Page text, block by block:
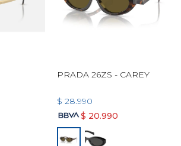
PRADA 26ZS - CAREY
$ 28.990
$ 20.990